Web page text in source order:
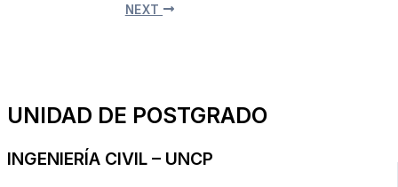
NEXT
UNIDAD DE POSTGRADO
INGENIERÍA CIVIL – UNCP